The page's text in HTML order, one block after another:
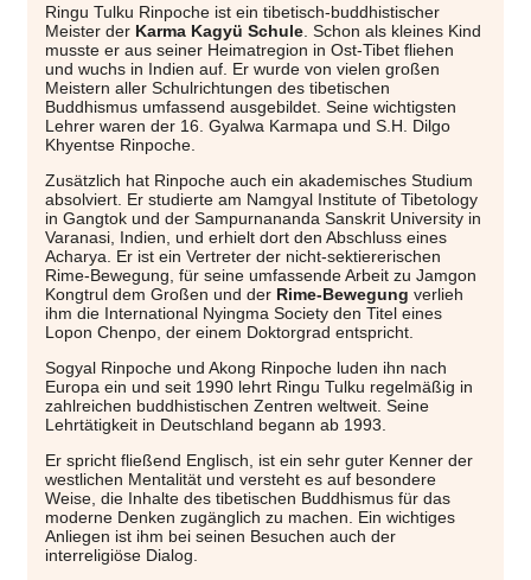
Ringu Tulku Rinpoche ist ein tibetisch-buddhistischer
Meister der Karma Kagyü Schule . Schon als kleines Kind
musste er aus seiner Heimatregion in Ost-Tibet fliehen
und wuchs in Indien auf. Er wurde von vielen großen
Meistern aller Schulrichtungen des tibetischen
Buddhismus umfassend ausgebildet. Seine wichtigsten
Lehrer waren der 16. Gyalwa Karmapa und S.H. Dilgo
Khyentse Rinpoche.
Zusätzlich hat Rinpoche auch ein akademisches Studium
absolviert. Er studierte am Namgyal Institute of Tibetology
in Gangtok und der Sampurnananda Sanskrit University in
Varanasi, Indien, und erhielt dort den Abschluss eines
Acharya. Er ist ein Vertreter der nicht-sektiererischen
Rime-Bewegung, für seine umfassende Arbeit zu Jamgon
Kongtrul dem Großen und der Rime-Bewegung verlieh
ihm die International Nyingma Society den Titel eines
Lopon Chenpo, der einem Doktorgrad entspricht.
Sogyal Rinpoche und Akong Rinpoche luden ihn nach
Europa ein und seit 1990 lehrt Ringu Tulku regelmäßig in
zahlreichen buddhistischen Zentren weltweit. Seine
Lehrtätigkeit in Deutschland begann ab 1993.
Er spricht fließend Englisch, ist ein sehr guter Kenner der
westlichen Mentalität und versteht es auf besondere
Weise, die Inhalte des tibetischen Buddhismus für das
moderne Denken zugänglich zu machen. Ein wichtiges
Anliegen ist ihm bei seinen Besuchen auch der
interreligiöse Dialog.